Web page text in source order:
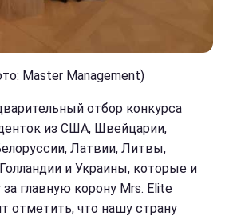
Master Management)
отбор конкурса
из США, Швейцарии,
Латвии, Литвы,
и Украины, которые и
главную корону Mrs. Elite
отметить, что нашу страну